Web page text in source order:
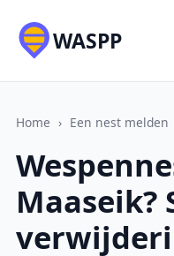
WASPP
Home › Een nest melden
Maaseik?